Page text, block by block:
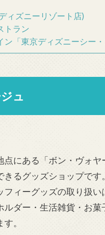
ィズニーリゾート店)
トラン
「東京ディズニーシー・
ュ
点にある「ボン・ヴォ
るグッズショップです。
フィーグッズの取り扱
ダー・生活雑貨・お
。